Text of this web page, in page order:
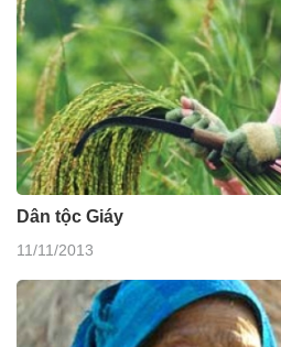
Dân tộc Giáy
11/11/2013